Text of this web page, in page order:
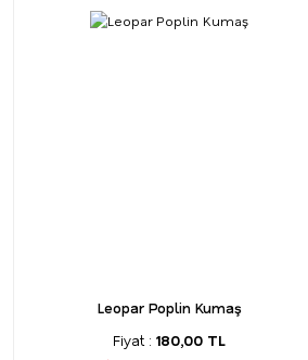
Leopar Poplin Kumaş
Fiyat : 180,00 TL